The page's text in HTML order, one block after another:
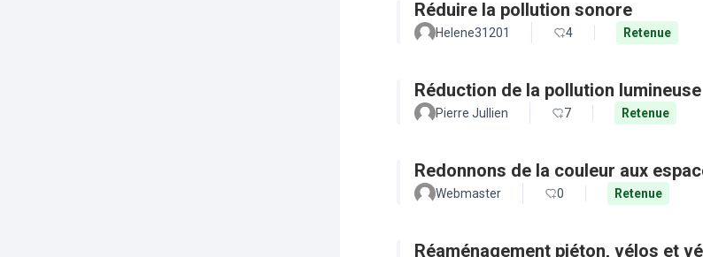
Réduire la pollution sonore
Helene31201 4 Retenue
Réduction de la pollution lumineuse
Pierre Jullien 7 Retenue
Redonnons de la couleur aux
Webmaster 0 Retenue
Réaménagement piéton, vélos et